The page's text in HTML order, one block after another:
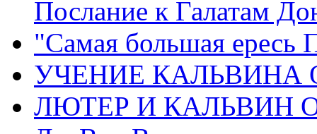
Послание к Галатам
"Самая большая ересь
УЧЕНИЕ КАЛЬВИНА
ЛЮТЕР И КАЛЬВИН